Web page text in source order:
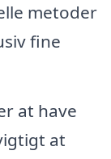
metoder
fine
at have
at